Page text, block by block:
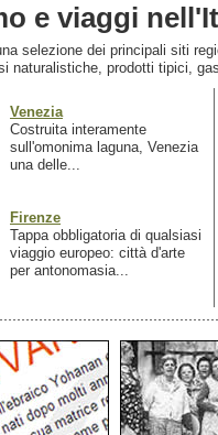
e viaggi
selezione dei principali siti
naturalistiche, prodotti tipici,
Venezia
Costruita interamente
sull'omonima laguna, Venezia
una delle...
Firenze
Tappa obbligatoria di qualsiasi
viaggio europeo: città d'arte
per antonomasia...